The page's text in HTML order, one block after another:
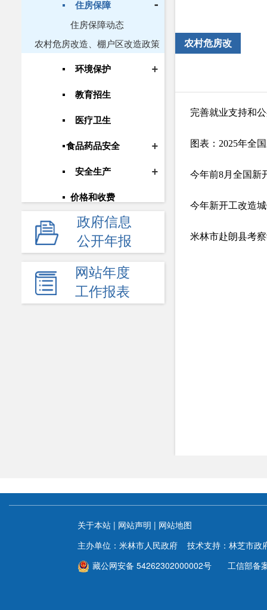
住房保障
住房保障动态
农村危房改造、棚户区改造政策
环境保护
教育招生
医疗卫生
食品药品安全
安全生产
价格和收费
通告公示
政府常务会议
人事信息
应急管理
统计信息
服务事项
政府信息
公开年报
网站年度
工作报表
农村危房改
完善就业支持和
图表：2025年全
今年前8月全国新
今年新开工改造
米林市赴朗县考
关于本站 | 网站声明 | 网站地图
主办单位：米林市人民政府 技术支持：林芝市政
藏公网安备 54262302000002号
工信部备